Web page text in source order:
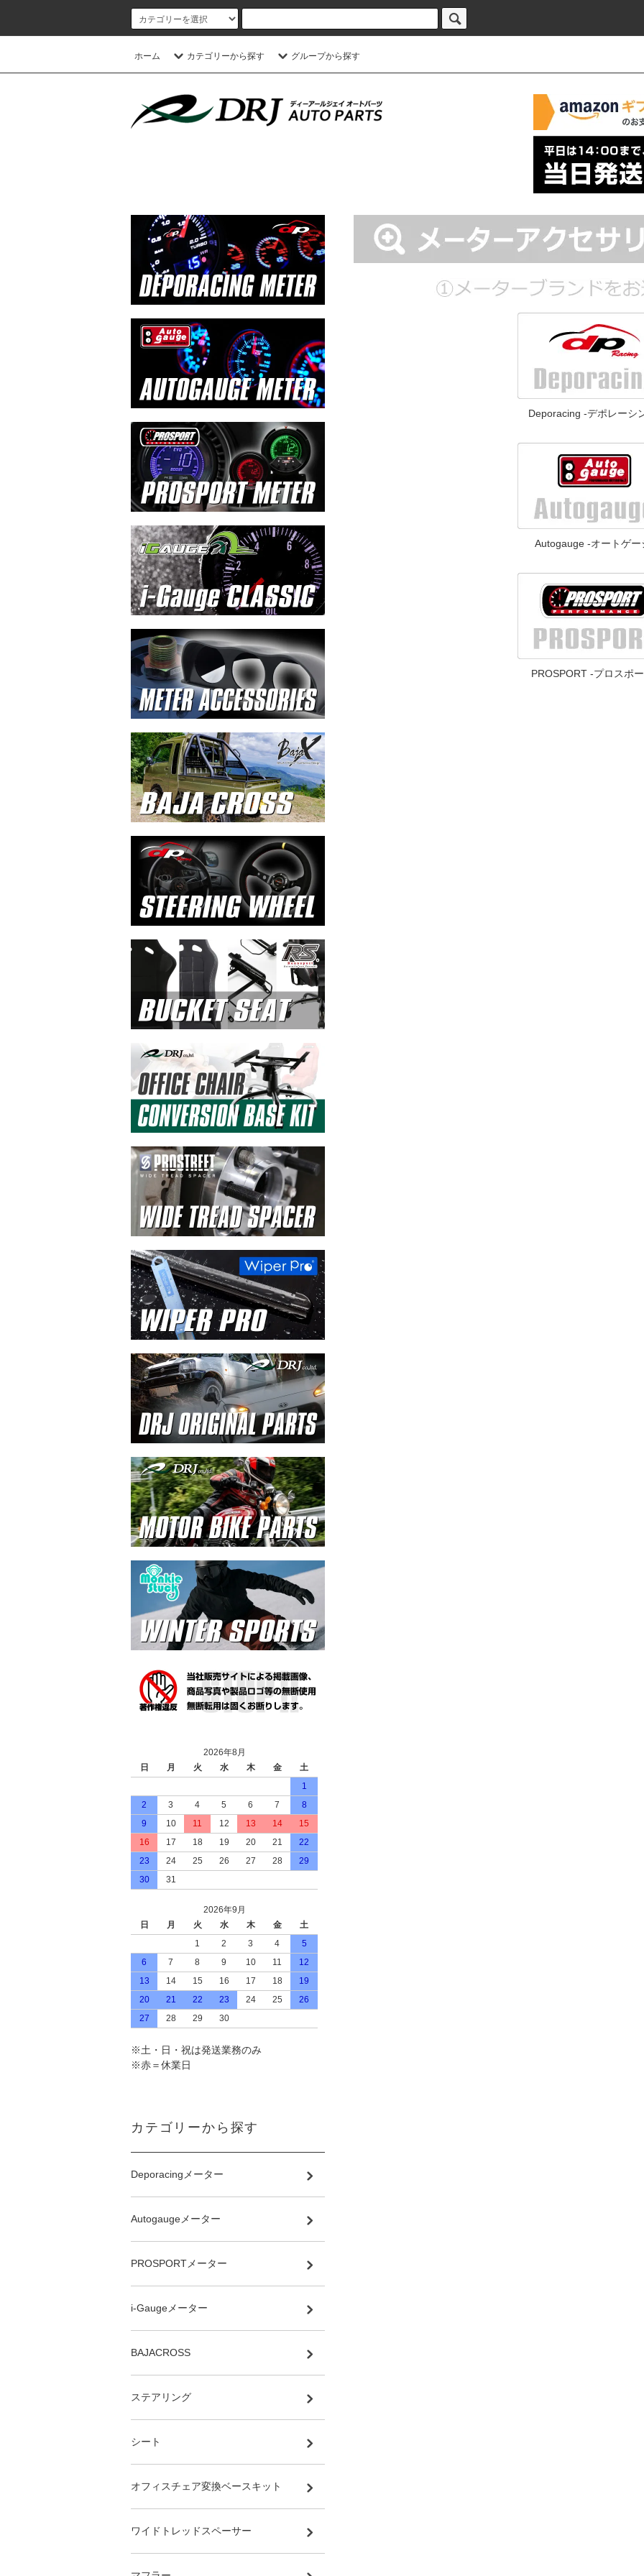
ホーム カテゴリーから探す グループから探す
Deporacing -デポレーシ
Autogauge -オートゲー
PROSPORT -プロスポ
2026年8月
日
月 火 水 木 金
土
1
2
3 4 5 6 7
8
9
10 11 12 13 14
15
16
17 18 19 20 21
22
23
24 25 26 27 28
29
30
31
2026年9月
日
月 火 水 木 金
土
1
2 3 4
5
6
7 8 9 10 11
12
13
14 15 16 17 18
19
20
21 22 23 24 25
26
27
28 29 30
※土・日・祝は発送業務のみ
※赤＝休業日
カテゴリーから探す
Deporacingメーター
Autogaugeメーター
PROSPORTメーター
i-Gaugeメーター
BAJACROSS
ステアリング
シート
オフィスチェア変換ベースキット
ワイドトレッドスペーサー